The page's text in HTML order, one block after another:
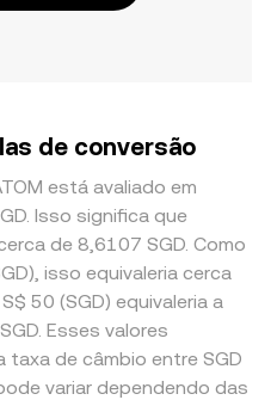
de conversão
está avaliado em
Isso significa que
de 8,6107 SGD. Como
isso equivaleria cerca
50 (SGD) equivaleria a
Esses valores
taxa de câmbio entre SGD
variar dependendo das